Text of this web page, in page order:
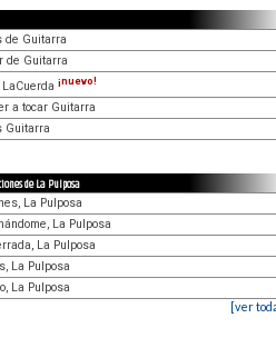
de Guitarra
de Guitarra
¡nuevo!
a tocar Guitarra
Guitarra
de La Pulposa
La Pulposa
La Pulposa
La Pulposa
La Pulposa
La Pulposa
[ver